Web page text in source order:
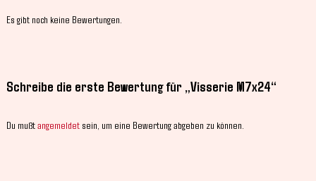
Es gibt noch keine Bewertungen.
Schreibe die erste Bewertung für „Visserie M7x24“
Du mußtangemeldetsein, um eine Bewertung abgeben zu können.